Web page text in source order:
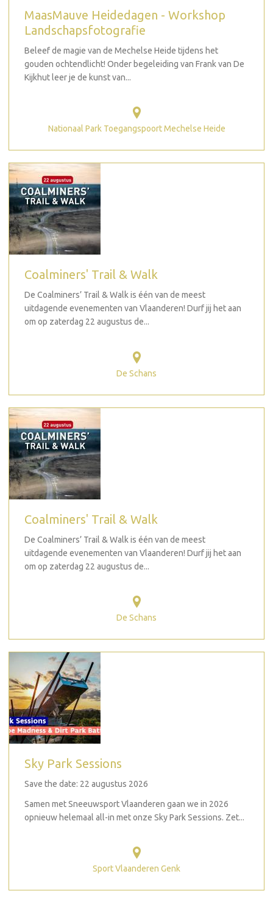
MaasMauve Heidedagen - Workshop
Landschapsfotografie
Beleef de magie van de Mechelse Heide tijdens het
gouden ochtendlicht! Onder begeleiding van Frank van De
Kijkhut leer je de kunst van...
Nationaal Park Toegangspoort Mechelse Heide
Coalminers' Trail & Walk
De Coalminers’ Trail & Walk is één van de meest
uitdagende evenementen van Vlaanderen! Durf jij het aan
om op zaterdag 22 augustus de...
De Schans
Coalminers' Trail & Walk
De Coalminers’ Trail & Walk is één van de meest
uitdagende evenementen van Vlaanderen! Durf jij het aan
om op zaterdag 22 augustus de...
De Schans
Sky Park Sessions
Save the date: 22 augustus 2026
Samen met Sneeuwsport Vlaanderen gaan we in 2026
opnieuw helemaal all-in met onze Sky Park Sessions. Zet...
Sport Vlaanderen Genk